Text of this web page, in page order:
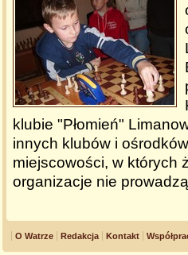
klubie "Płomień"
innych klubów i
miejscowości, w których
organizacje nie
O Watrze Redakcja Kontakt